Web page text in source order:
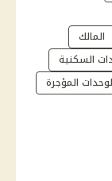
المالك
السكنية
المؤجرة